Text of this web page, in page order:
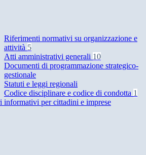
Riferimenti normativi su organizzazione e
attività 5
Atti amministrativi generali 10
Documenti di programmazione strategico-
gestionale
Statuti e leggi regionali
Codice disciplinare e codice di condotta 1
informativi per cittadini e imprese